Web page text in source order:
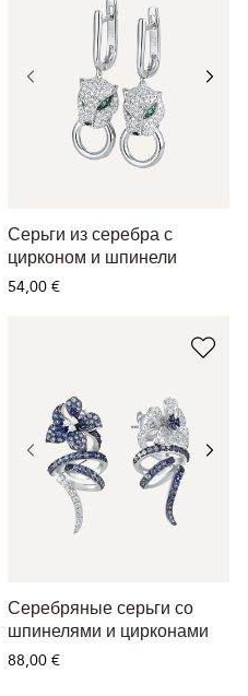
Серьги из серебра с
цирконом и шпинели
54,00 €
Серебряные серьги со
шпинелями и цирконами
88,00 €